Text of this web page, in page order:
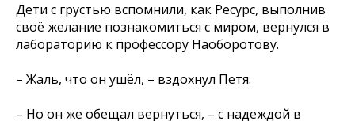
Дети с грустью вспомнили, как Ресурс, выполнив
своё желание познакомиться с миром, вернулся в
лабораторию к профессору Наоборотову.
– Жаль, что он ушёл, – вздохнул Петя.
– Но он же обещал вернуться, – с надеждой в